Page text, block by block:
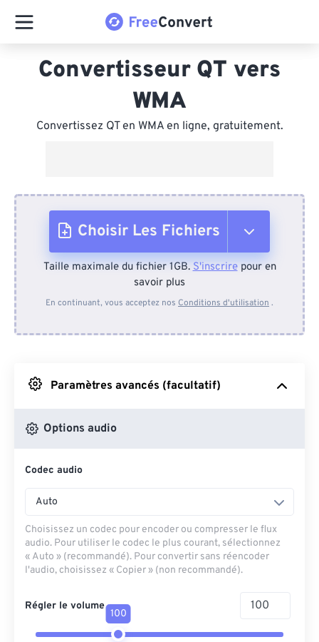
Convertisseur QT vers
WMA
Convertissez QT en WMA en ligne, gratuitement.
Choisir Les Fichiers
Depuis l'appareil
Depuis Google Drive
Depuis OneDrive
Taille maximale du fichier 1GB.S'inscrirepour en
savoir plus
En continuant, vous acceptez nos Conditions d'utilisation .
Paramètres avancés (facultatif)
Options audio
Codec audio
Auto
Choisissez un codec pour encoder ou compresser le flux
audio. Pour utiliser le codec le plus courant, sélectionnez
« Auto » (recommandé). Pour convertir sans réencoder
l'audio, choisissez « Copier » (non recommandé).
Régler le volume
100